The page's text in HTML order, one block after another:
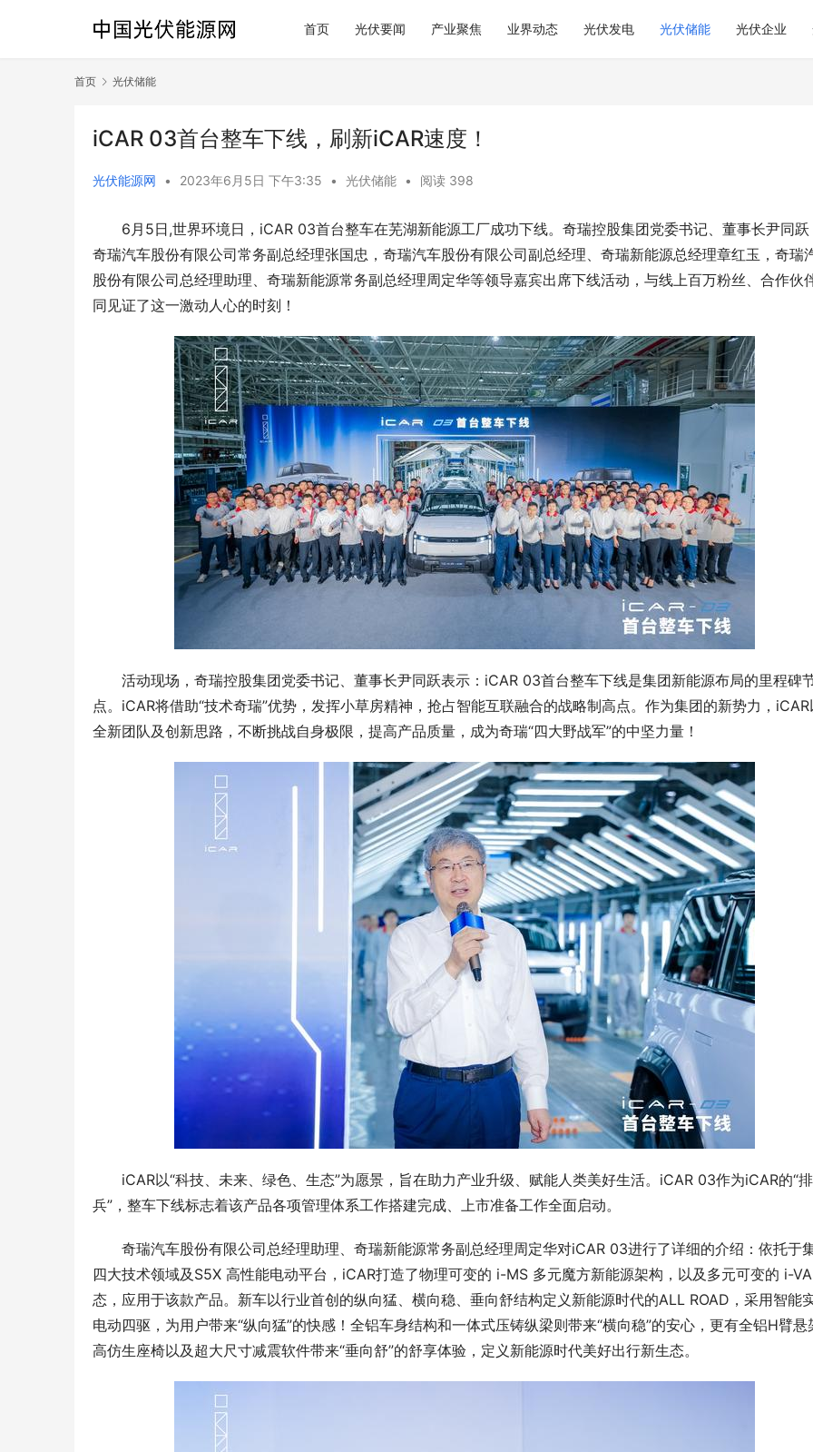
首页 光伏要闻 产业聚焦 业界动态 光伏发电 光伏储能 光伏企业
首页 光伏储能
iCAR 03首台整车下线，刷新iCAR速度！
光伏能源网 • 2023年6月5日 下午3:35 • 光伏储能 • 阅读 398
6月5日,世界环境日，iCAR 03首台整车在芜湖新能源工厂成功下线。奇瑞控股集团党委书记、董事长尹同跃
奇瑞汽车股份有限公司常务副总经理张国忠，奇瑞汽车股份有限公司副总经理、奇瑞新能源总经理章红玉，奇瑞
股份有限公司总经理助理、奇瑞新能源常务副总经理周定华等领导嘉宾出席下线活动，与线上百万粉丝、合作伙
同见证了这一激动人心的时刻！
活动现场，奇瑞控股集团党委书记、董事长尹同跃表示：iCAR 03首台整车下线是集团新能源布局的里程碑
点。iCAR将借助“技术奇瑞”优势，发挥小草房精神，抢占智能互联融合的战略制高点。作为集团的新势力，iCAR
全新团队及创新思路，不断挑战自身极限，提高产品质量，成为奇瑞“四大野战军”的中坚力量！
iCAR以“科技、未来、绿色、生态”为愿景，旨在助力产业升级、赋能人类美好生活。iCAR 03作为iCAR的“
兵”，整车下线标志着该产品各项管理体系工作搭建完成、上市准备工作全面启动。
奇瑞汽车股份有限公司总经理助理、奇瑞新能源常务副总经理周定华对iCAR 03进行了详细的介绍：依托于
四大技术领域及S5X 高性能电动平台，iCAR打造了物理可变的 i-MS 多元魔方新能源架构，以及多元可变的 i-
态，应用于该款产品。新车以行业首创的纵向猛、横向稳、垂向舒结构定义新能源时代的ALL ROAD，采用智能
电动四驱，为用户带来“纵向猛”的快感！全铝车身结构和一体式压铸纵梁则带来“横向稳”的安心，更有全铝H臂悬
高仿生座椅以及超大尺寸减震软件带来“垂向舒”的舒享体验，定义新能源时代美好出行新生态。